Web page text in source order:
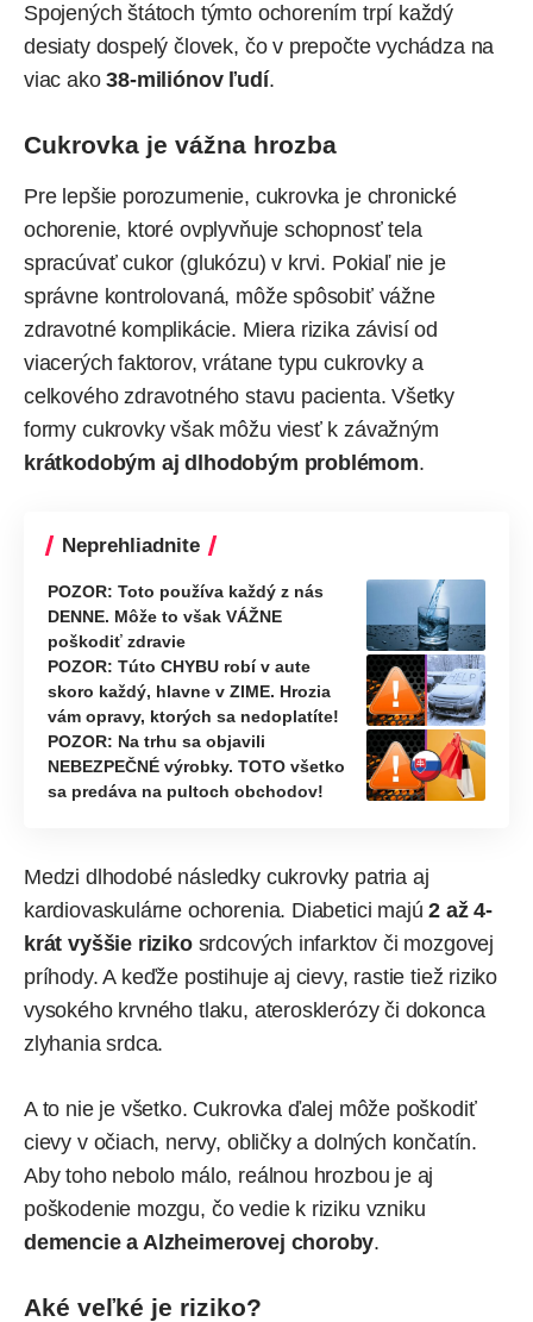
Spojených štátoch týmto ochorením trpí každý
desiaty dospelý človek, čo v prepočte vychádza na
viac ako38-miliónov ľudí.
Cukrovka je vážna hrozba
Pre lepšie porozumenie, cukrovka je chronické
ochorenie, ktoré ovplyvňuje schopnosť tela
spracúvať cukor (glukózu) v krvi. Pokiaľ nie je
správne kontrolovaná, môže spôsobiť vážne
zdravotné komplikácie. Miera rizika závisí od
viacerých faktorov, vrátane typu cukrovky a
celkového zdravotného stavu pacienta. Všetky
formy cukrovky však môžu viesť k závažným
krátkodobým aj dlhodobým problémom.
Neprehliadnite
POZOR: Toto používa každý z nás
DENNE. Môže to však VÁŽNE
poškodiť zdravie
POZOR: Túto CHYBU robí v aute
skoro každý, hlavne v ZIME. Hrozia
vám opravy, ktorých sa nedoplatíte!
POZOR: Na trhu sa objavili
NEBEZPEČNÉ výrobky. TOTO všetko
sa predáva na pultoch obchodov!
Medzi dlhodobé následky cukrovky patria aj
kardiovaskulárne ochorenia. Diabetici majú 2 až 4-
krát vyššie rizikosrdcových infarktov či mozgovej
príhody. A keďže postihuje aj cievy, rastie tiež riziko
vysokého krvného tlaku, aterosklerózy či dokonca
zlyhania srdca.
A to nie je všetko. Cukrovka ďalej môže poškodiť
cievy v očiach, nervy, obličky a dolných končatín.
Aby toho nebolo málo, reálnou hrozbou je aj
poškodenie mozgu, čo vedie k riziku vzniku
demencie a Alzheimerovej choroby.
Aké veľké je riziko?